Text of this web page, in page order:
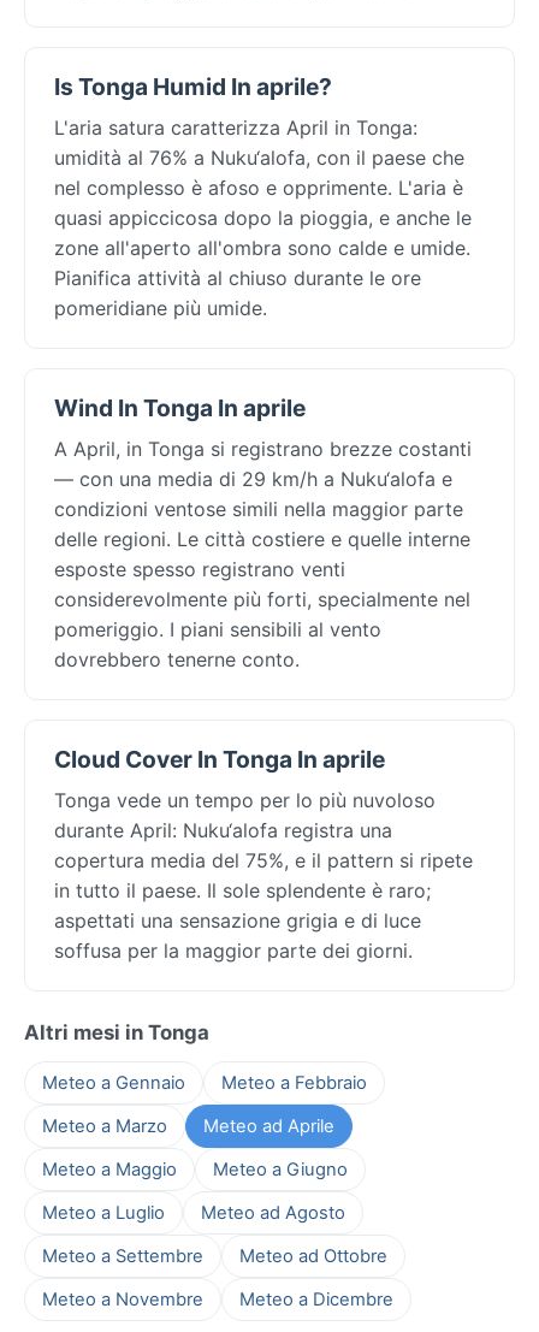
Is Tonga Humid In aprile?
L'aria satura caratterizza April in Tonga:
umidità al 76% a Nuku‘alofa, con il paese che
nel complesso è afoso e opprimente. L'aria è
quasi appiccicosa dopo la pioggia, e anche le
zone all'aperto all'ombra sono calde e umide.
Pianifica attività al chiuso durante le ore
pomeridiane più umide.
Wind In Tonga In aprile
A April, in Tonga si registrano brezze costanti
— con una media di 29 km/h a Nuku‘alofa e
condizioni ventose simili nella maggior parte
delle regioni. Le città costiere e quelle interne
esposte spesso registrano venti
considerevolmente più forti, specialmente nel
pomeriggio. I piani sensibili al vento
dovrebbero tenerne conto.
Cloud Cover In Tonga In aprile
Tonga vede un tempo per lo più nuvoloso
durante April: Nuku‘alofa registra una
copertura media del 75%, e il pattern si ripete
in tutto il paese. Il sole splendente è raro;
aspettati una sensazione grigia e di luce
soffusa per la maggior parte dei giorni.
Altri mesi in Tonga
Meteo a Gennaio
Meteo a Febbraio
Meteo a Marzo
Meteo ad Aprile
Meteo a Maggio
Meteo a Giugno
Meteo a Luglio
Meteo ad Agosto
Meteo a Settembre
Meteo ad Ottobre
Meteo a Novembre
Meteo a Dicembre